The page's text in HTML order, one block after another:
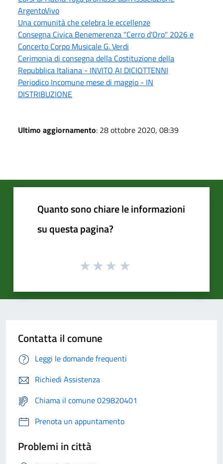
ArgentoVivo
Una comunità che celebra le eccellenze
Consegna Civica Benemerenza "Cerro d'Oro" 2026 e
Concerto Corpo Musicale G. Verdi
Cerimonia di consegna della Costituzione della
Repubblica Italiana - INVITO AI DICIOTTENNI
Periodico Incomune mese di maggio - IN
DISTRIBUZIONE
Ultimo aggiornamento: 28 ottobre 2020, 08:39
Quanto sono chiare le informazioni
su questa pagina?
Contatta il comune
Leggi le domande frequenti
Richiedi Assistenza
Chiama il comune 029820401
Prenota un appuntamento
Problemi in città